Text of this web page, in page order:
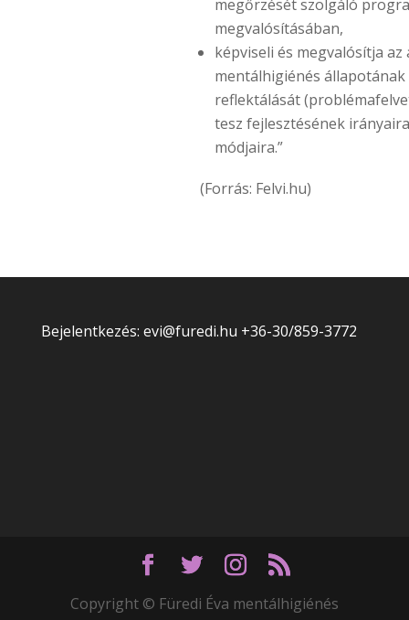
megőrzését szolgáló
megvalósításában,
képviseli és megvalósítja
mentálhigiénés
reflektálását
tesz fejlesztésének
módjaira.”
(Forrás: Felvi.hu)
Bejelentkezés: evi@furedi.hu +36-30/859-3772
Copyright © Füredi Éva mentálhigiénés